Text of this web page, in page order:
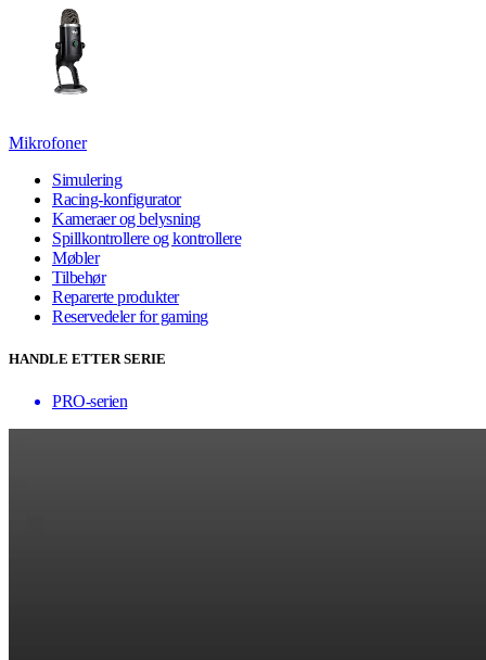
Mikrofoner
Simulering
Racing-konfigurator
Kameraer og belysning
Spillkontrollere og kontrollere
Møbler
Tilbehør
Reparerte produkter
Reservedeler for gaming
HANDLE ETTER SERIE
PRO-serien